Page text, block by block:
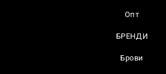
Опт
БРЕНДИ
Брови